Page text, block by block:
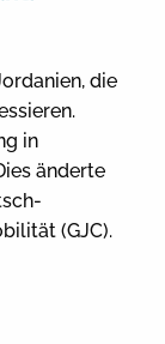
die
in
änderte
(GJC).